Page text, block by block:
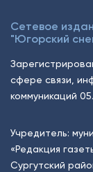
Сетевое
"Югорский
сфере связи,
коммуникаций
Учредитель:
«Редакция
Сургутский